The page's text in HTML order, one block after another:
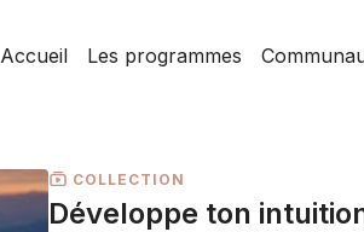
Accueil Les programmes
COLLECTION
Développe ton